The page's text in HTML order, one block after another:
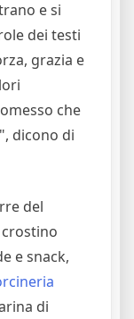
e si
dei testi
grazia e
che
dicono di
del
e snack,
di